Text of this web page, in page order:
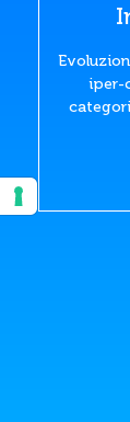
iper-